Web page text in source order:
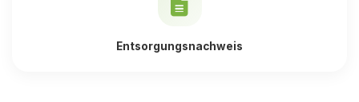
Entsorgungsnachweis